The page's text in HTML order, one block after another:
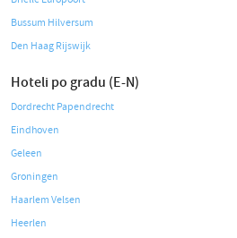
Bussum Hilversum
Den Haag Rijswijk
Hoteli po gradu (E-N)
Dordrecht Papendrecht
Eindhoven
Geleen
Groningen
Haarlem Velsen
Heerlen